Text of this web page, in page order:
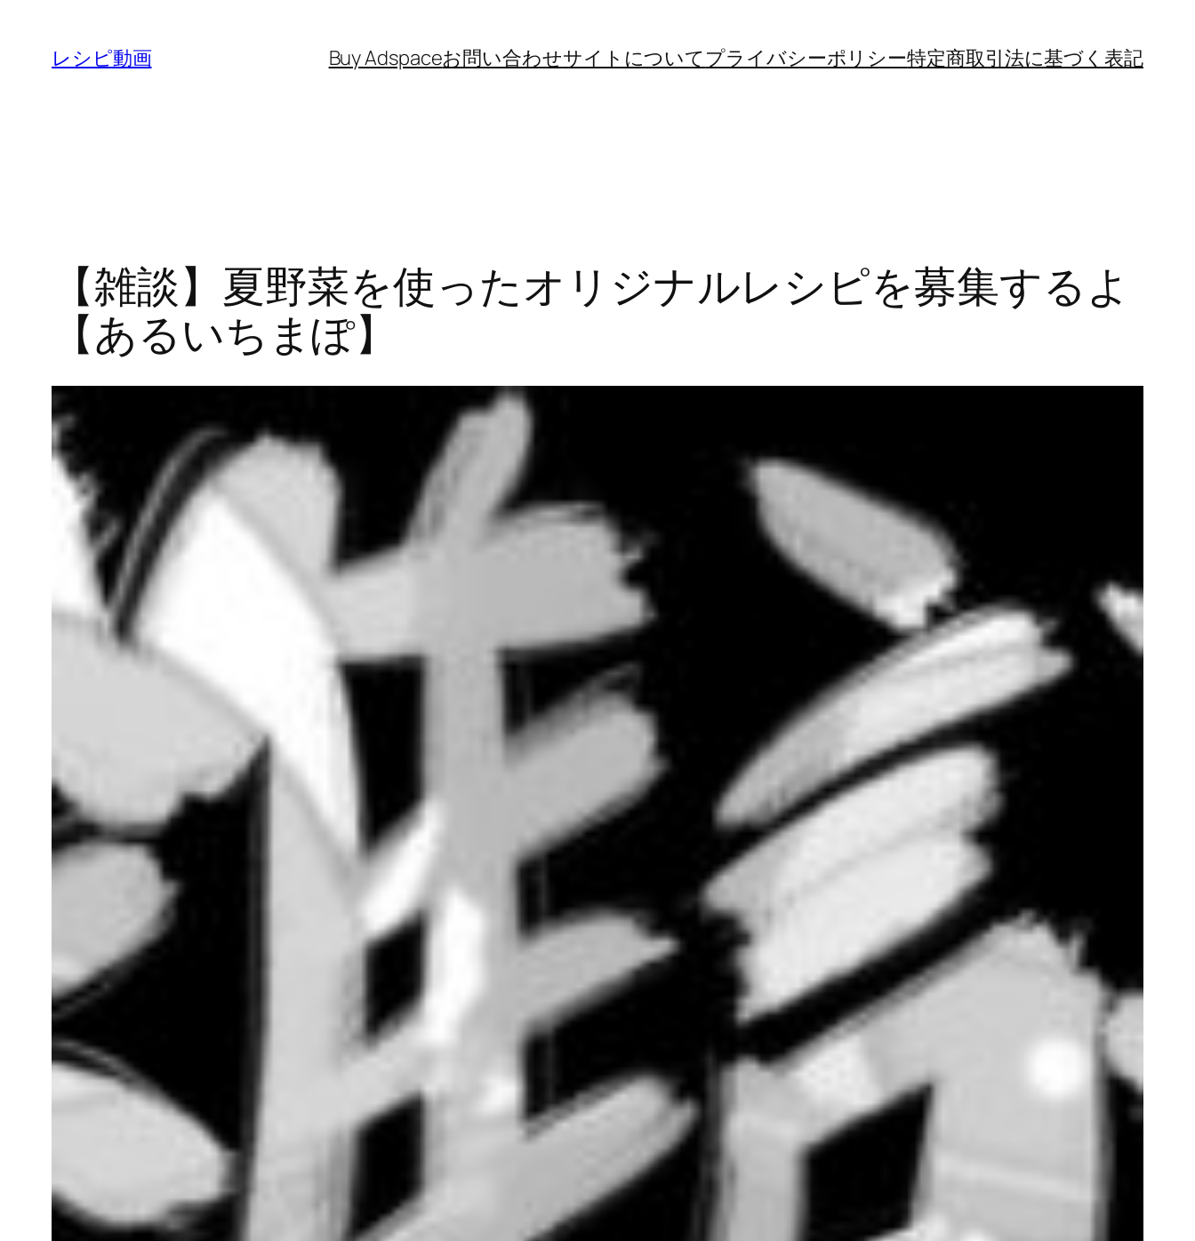
レシピ動画 Buy Adspaceお問い合わせサイトについてプライバシーポリシー特定商取引法に基づく表記
【雑談】夏野菜を使ったオリジナルレシピを募集するよ
【あるいちまぽ】